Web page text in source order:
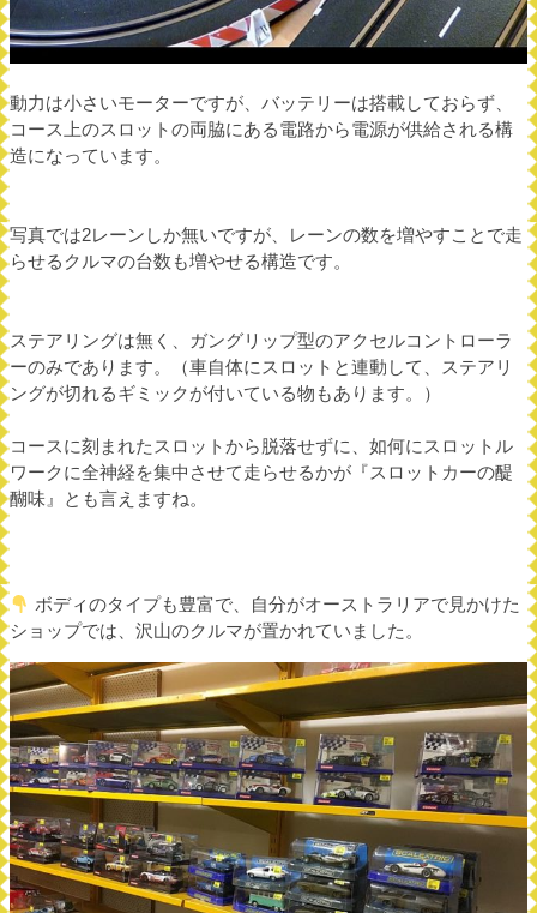
動力は小さいモーターですが、バッテリーは搭載しておらず、
コース上のスロットの両脇にある電路から電源が供給される構
造になっています。
写真では2レーンしか無いですが、レーンの数を増やすことで走
らせるクルマの台数も増やせる構造です。
ステアリングは無く、ガングリップ型のアクセルコントローラ
ーのみであります。（車自体にスロットと連動して、ステアリ
ングが切れるギミックが付いている物もあります。）
コースに刻まれたスロットから脱落せずに、如何にスロットル
ワークに全神経を集中させて走らせるかが『スロットカーの醍
醐味』とも言えますね。
ボディのタイプも豊富で、自分がオーストラリアで見かけた
ショップでは、沢山のクルマが置かれていました。